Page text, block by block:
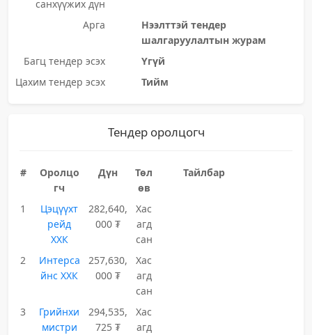
санхүүжих дүн
Арга
Нээлттэй тендер
шалгаруулалтын журам
Багц тендер эсэх
Үгүй
Цахим тендер эсэх
Тийм
Тендер оролцогч
#
Оролцо
гч
Дүн
Төл
өв
Тайлбар
1
Цэцүүхт
рейд
ХХК
282,640,
000 ₮
Хас
агд
сан
2
Интерса
йнс ХХК
257,630,
000 ₮
Хас
агд
сан
3
Грийнхи
мистри
294,535,
725 ₮
Хас
агд